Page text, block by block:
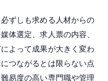
ずしも求める人材からの
体選定、求人票の内容、
よって成果が大きく変わ
つながるとは限らない点
易度の高い専門職や管理